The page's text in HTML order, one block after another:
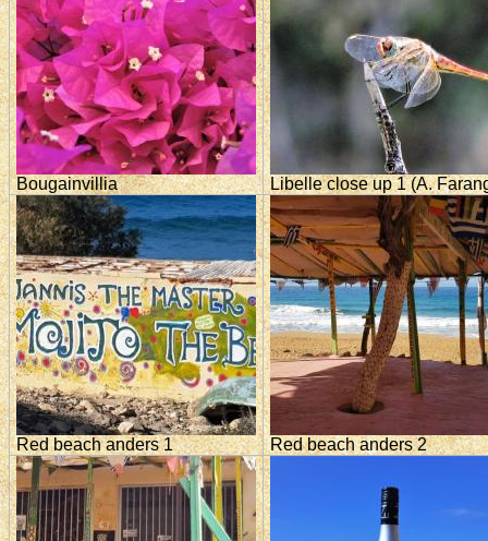
Bougainvillia Libelle close up 1 (A.
Red beach anders 1 Red beach anders 2